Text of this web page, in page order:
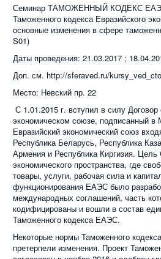
Семинар ТАМОЖЕННЫЙ КОДЕКС
Таможенного кодекса Евразийского
основные изменения в сфере
S01)
Даты проведения: 21.03.2017 ;
Доп. см. http://sferaved.ru/
Место: Невский пр. 22
С 1.01.2015 г. вступил в силу Договор
экономическом союзе, подписанный в
Евразийский экономический союз
Республика Беларусь, Республика
Армения и Республика Киргизия.
экономического пространства, где
товары, услуги, рабочая сила и
функционирования ЕАЭС было
международных соглашений, часть
кодифицированы и вошли в состав
Таможенного кодекса ЕАЭС.
Некоторые нормы Таможенного
претерпели изменения. Проект